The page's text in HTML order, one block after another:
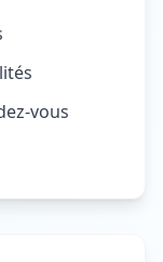
vous